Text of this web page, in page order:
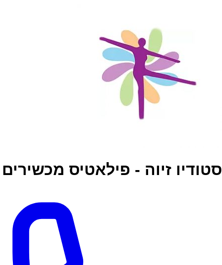
סטודיו זיוה - פילאטיס מכשירים